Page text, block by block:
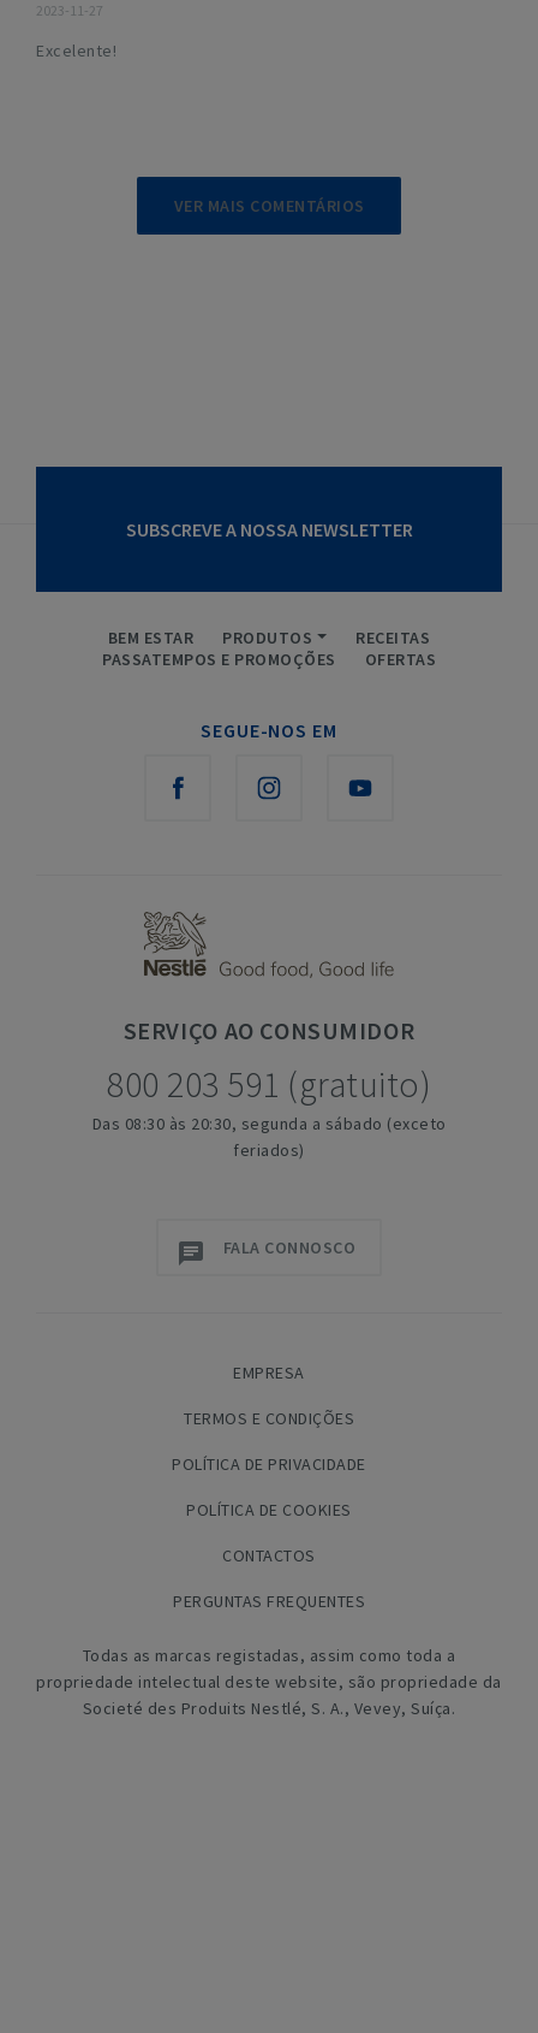
2023-11-27
Excelente!
VER MAIS COMENTÁRIOS
SUBSCREVE A NOSSA NEWSLETTER
BEM ESTAR PRODUTOS
RECEITAS
PASSATEMPOS E PROMOÇÕES
OFERTAS
SEGUE-NOS EM
SERVIÇO AO CONSUMIDOR
800 203 591 (gratuito)
Das 08:30 às 20:30, segunda a sábado (exceto
feriados)
FALA CONNOSCO
EMPRESA
TERMOS E CONDIÇÕES
POLÍTICA DE PRIVACIDADE
POLÍTICA DE COOKIES
CONTACTOS
PERGUNTAS FREQUENTES
Todas as marcas registadas, assim como toda a
propriedade intelectual deste website, são propriedade da
Societé des Produits Nestlé, S. A., Vevey, Suíça.